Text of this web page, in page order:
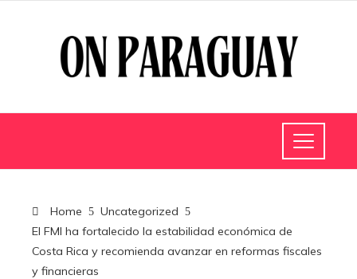
Home
Uncategorized
El FMI ha fortalecido la estabilidad económica de
Costa Rica y recomienda avanzar en reformas fiscales
y financieras